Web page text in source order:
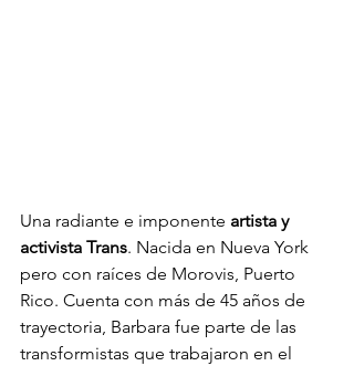
Una radiante e imponente artista y
activista Trans. Nacida en Nueva York
pero con raíces de Morovis, Puerto
Rico. Cuenta con más de 45 años de
trayectoria, Barbara fue parte de las
transformistas que trabajaron en el